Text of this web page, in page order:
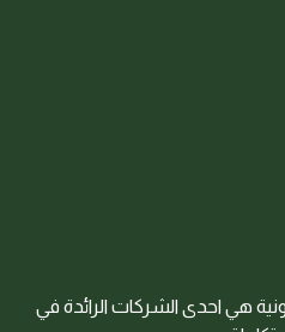
هي احدى الشركات الرائدة في